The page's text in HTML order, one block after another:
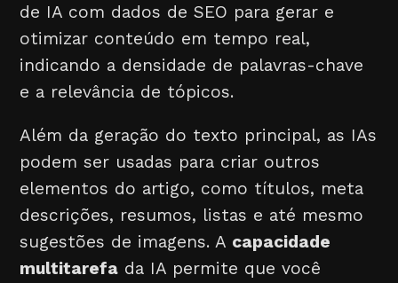
de IA com dados de SEO para gerar e
otimizar conteúdo em tempo real,
indicando a densidade de palavras-chave
e a relevância de tópicos.
Além da geração do texto principal, as IAs
podem ser usadas para criar outros
elementos do artigo, como títulos, meta
descrições, resumos, listas e até mesmo
sugestões de imagens. A capacidade
multitarefa da IA permite que você